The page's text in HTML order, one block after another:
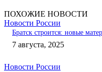
ПОХОЖИЕ НОВОСТИ
Новости России
Братск строится: новые
7 августа, 2025
Новости России